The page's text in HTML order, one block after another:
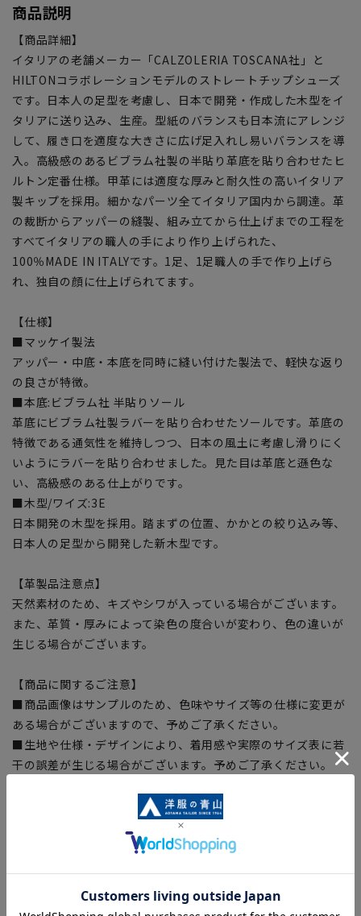
商品説明
【商品詳細】
イタリアの老舗メーカー「CALZOLERIA TOSCANA社」と
HILTONコラボレーションモデルのストレートチップシューズ
です。日本人の足型を考慮し、日本で開発・作成した木型をイ
タリアに送り込み、生産。型紙のバランスも日本流にアレンジ
して、履き口を適度な大きさに広げ足入れし易いバランスを導
入。高級感のあるビブラム社製の半貼り革底を貼り合わせたヒ
ルトン定番仕様。甲革には適度な厚みと耐久性の高いイタリア
製キップを採用。細かなパーツ全てイタリア国内から調達。革
の裁断からアッパーの縫製、組み立てから仕上げまでの工程を
すべてイタリアの職人の手により作り上げられた、
100％MADE IN ITALYです。1足、1足職人の手で作り上げら
れ、独自の顔に仕上げられてます。
【仕様】
■マッケイ製法
アッパー・中底・本底を同時に縫い付けた製法で、軽快な返り
の良さが特徴。
■本底:ビブラム社 半貼りソール
革底にビブラム社製ラバーを貼り合わせたソールです。革底の
特徴である通気性を維持しつつ、日本の風土に考慮し滑りにく
いようにラバーを貼り合わせました。見た目は革底と遜色な
い、高級感のある仕上がりです。
■木型/ワイズ:3E
日本開発の木型を採用。踏まずの位置、かかとの絞り込み等、
日本人の足型から開発した新木型です。
【革製品注意点】
天然素材のため、キズやシワが入っている場合がございます。
また、革質・厚みによって染色の度合いが変わり、色の違いが
生じる場合がございます。
【商品に関するご注意】
■商品画像はサンプルのため、色味やサイズ等の仕様に変更が
ある場合がございますので、予めご了承ください。
■生地や仕様・デザインにより、着用感や実際のサイズ表に若
干の誤差が生じる場合がございます。予めご了承ください。
加減により、実際の商品と掲載画像の色味が異なる場合がござ
■店舗や各モールサイトと商品在庫を共有しております関係
■お急ぎ発送のご注文につきましても、ご注文のタイミングに